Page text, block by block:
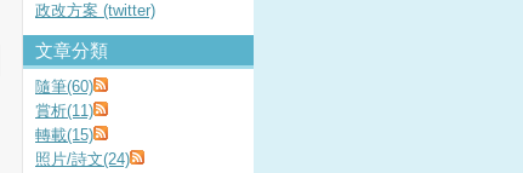
政改方案 (twitter)
文章分類
隨筆(60)
賞析(11)
轉載(15)
照片/詩文(24)